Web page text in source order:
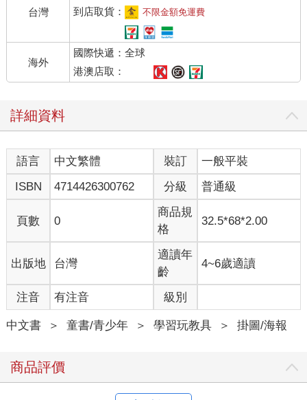
台灣
到店取貨：
不限金額免運費
海外
國際快遞：全球
港澳店取：
詳細資料
語言 中文繁體 裝訂
一般平裝
ISBN
4714426300762 分級 普通級
頁數 0
商品規
格
32.5*68*2.00
出版地 台灣
適讀年
齡
4~6歲適讀
注音 有注音 級別
中文書 ＞ 童書/青少年 ＞ 學習玩教具 ＞ 掛圖/海報
商品評價